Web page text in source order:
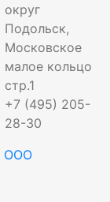
округ
Подольск,
Московское
малое кольцо
стр.1
+7 (495) 205-
28-30
ООО